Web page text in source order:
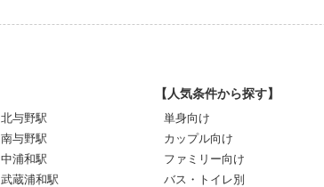
北与野駅
南与野駅
中浦和駅
武蔵浦和駅
【人気条件から探す】
単身向け
カップル向け
ファミリー向け
バス・トイレ別